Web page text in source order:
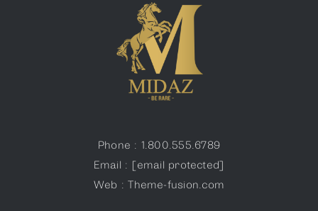
Phone : 1.800.555.6789
Email : [email protected]
Web : Theme-fusion.com